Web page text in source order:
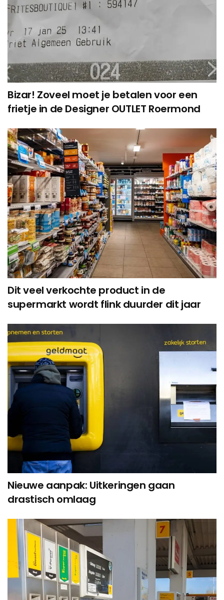
Bizar! Zoveel moet je betalen voor een
frietje in de Designer OUTLET Roermond
Dit veel verkochte product in de
supermarkt wordt flink duurder dit jaar
Nieuwe aanpak: Uitkeringen gaan
drastisch omlaag